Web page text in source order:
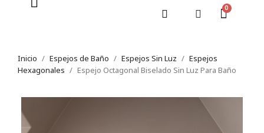
Inicio Espejos de Baño Espejos Sin Luz
Espejos
Hexagonales
Espejo Octagonal Biselado Sin Luz Para Baño